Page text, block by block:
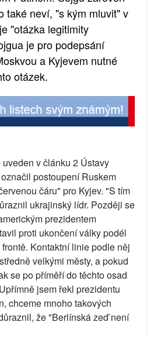
také neví, "s kým mluvit" v
"otázka legitimity
je pro podepsání
a Kyjevem nutné
otázek.
v článku 2 Ústavy
postoupení Ruskem
čáru" pro Kyjev. "S tím
ukrajinský lídr. Později se
prezidentem
proti ukončení války podél
Kontaktní linie podle něj
velkými městy, a pokud
se po příměří do těchto osad
jsem řekl prezidentu
chceme mnoho takových
že "Berlínská zeď není